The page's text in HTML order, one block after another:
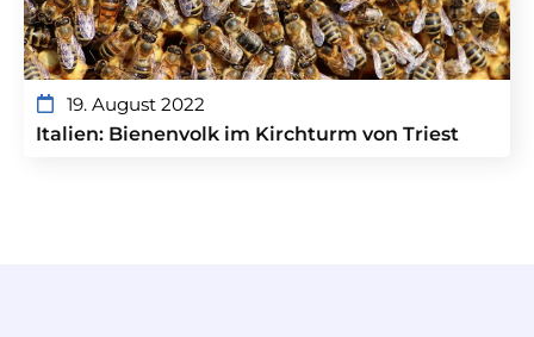
19. August 2022
Italien: Bienenvolk im Kirchturm von Triest